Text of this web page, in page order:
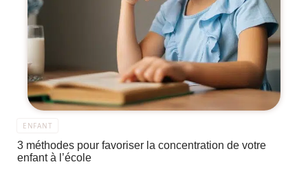
ENFANT
3 méthodes pour favoriser la concentration de votre
enfant à l’école